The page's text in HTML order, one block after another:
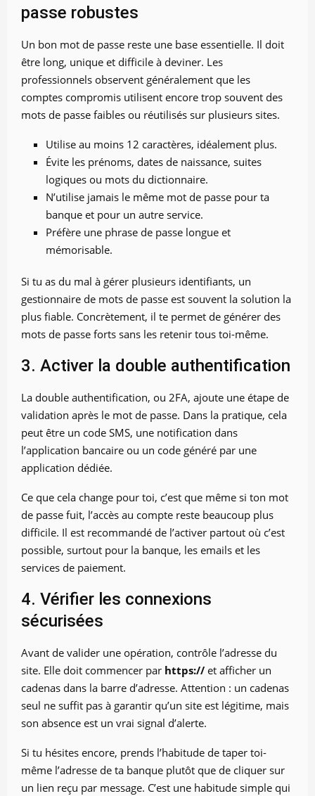
passe robustes
Un bon mot de passe reste une base essentielle. Il doit
être long, unique et difficile à deviner. Les
professionnels observent généralement que les
comptes compromis utilisent encore trop souvent des
mots de passe faibles ou réutilisés sur plusieurs sites.
Utilise au moins 12 caractères, idéalement plus.
Évite les prénoms, dates de naissance, suites
logiques ou mots du dictionnaire.
N’utilise jamais le même mot de passe pour ta
banque et pour un autre service.
Préfère une phrase de passe longue et
mémorisable.
Si tu as du mal à gérer plusieurs identifiants, un
gestionnaire de mots de passe est souvent la solution la
plus fiable. Concrètement, il te permet de générer des
mots de passe forts sans les retenir tous toi-même.
3. Activer la double authentification
La double authentification, ou 2FA, ajoute une étape de
validation après le mot de passe. Dans la pratique, cela
peut être un code SMS, une notification dans
l’application bancaire ou un code généré par une
application dédiée.
Ce que cela change pour toi, c’est que même si ton mot
de passe fuit, l’accès au compte reste beaucoup plus
difficile. Il est recommandé de l’activer partout où c’est
possible, surtout pour la banque, les emails et les
services de paiement.
4. Vérifier les connexions
sécurisées
Avant de valider une opération, contrôle l’adresse du
site. Elle doit commencer par https:// et afficher un
cadenas dans la barre d’adresse. Attention : un cadenas
seul ne suffit pas à garantir qu’un site est légitime, mais
son absence est un vrai signal d’alerte.
Si tu hésites encore, prends l’habitude de taper toi-
même l’adresse de ta banque plutôt que de cliquer sur
un lien reçu par message. C’est une habitude simple qui